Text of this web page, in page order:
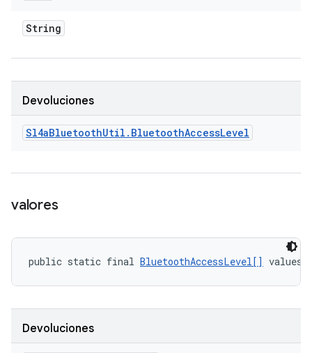
String
Devoluciones
Sl4aBluetoothUtil . BluetoothAccessLevel
valores
public static final BluetoothAccessLevel[] values
Devoluciones